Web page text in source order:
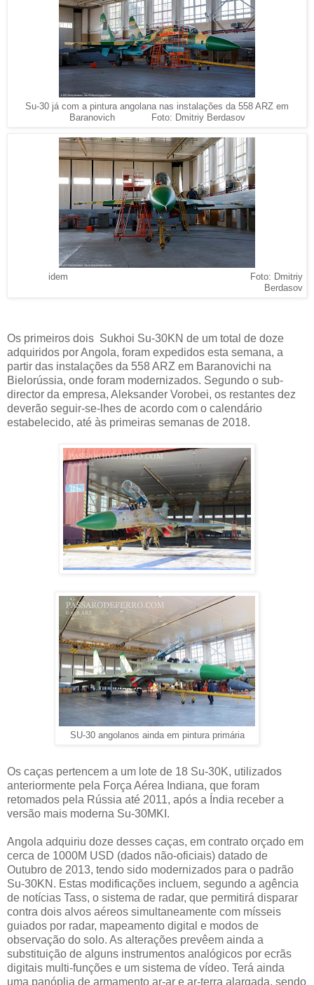
Su-30 já com a pintura angolana nas instalações da 558 ARZ em
Baranovich
Foto: Dmitriy Berdasov
idem Foto: Dmitriy
Berdasov
Os primeiros dois Sukhoi Su-30KN de um total de doze
adquiridos por Angola, foram expedidos esta semana, a
partir das instalações da 558 ARZ em Baranovichi na
Bielorússia, onde foram modernizados. Segundo o sub-
director da empresa, Aleksander Vorobei, os restantes dez
deverão seguir-se-lhes de acordo com o calendário
estabelecido, até às primeiras semanas de 2018.
SU-30 angolanos ainda em pintura primária
Os caças pertencem a um lote de 18 Su-30K, utilizados
anteriormente pela Força Aérea Indiana, que foram
retomados pela Rússia até 2011, após a Índia receber a
versão mais moderna Su-30MKI.
Angola adquiriu doze desses caças, em contrato orçado em
cerca de 1000M USD (dados não-oficiais) datado de
Outubro de 2013, tendo sido modernizados para o padrão
Su-30KN. Estas modificações incluem, segundo a agência
de notícias Tass, o sistema de radar, que permitirá disparar
contra dois alvos aéreos simultaneamente com mísseis
guiados por radar, mapeamento digital e modos de
observação do solo. As alterações prevêem ainda a
substituição de alguns instrumentos analógicos por ecrãs
digitais multi-funções e um sistema de vídeo. Terá ainda
uma panóplia de armamento ar-ar e ar-terra alargada, sendo